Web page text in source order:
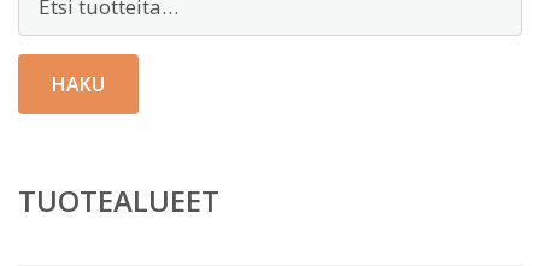
HAKU
TUOTEALUEET